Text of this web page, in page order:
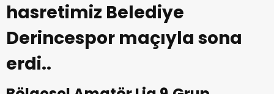
hasretimiz Belediye
Derincespor maçıyla sona
erdi..